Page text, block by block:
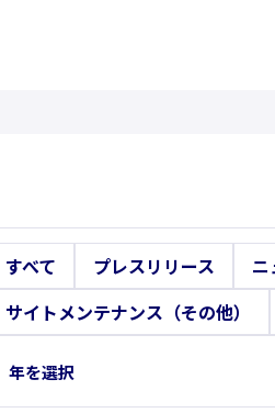
すべて プレスリリース ニ
サイトメンテナンス（その他）
年を選択